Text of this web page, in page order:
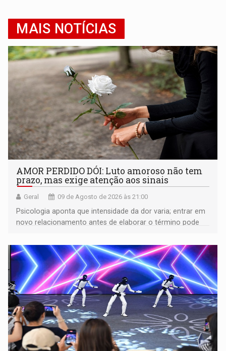
MAIS NOTÍCIAS
AMOR PERDIDO DÓI: Luto amoroso não tem
prazo, mas exige atenção aos sinais
Geral 09 de Agosto de 2026 às 21:00
Psicologia aponta que intensidade da dor varia; entrar em
novo relacionamento antes de elaborar o término pode